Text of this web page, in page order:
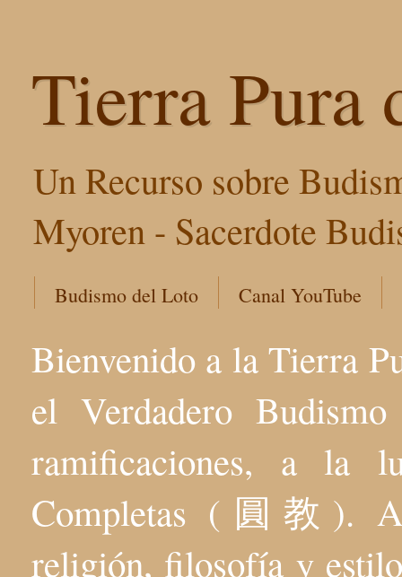
Tierra Pura
Un Recurso sobre
Myoren - Sacerdote
Budismo del Loto Canal YouTube
Bienvenido a la Tierra
el Verdadero
ramificaciones, a la
Completas (圓教).
religión, filosofía y